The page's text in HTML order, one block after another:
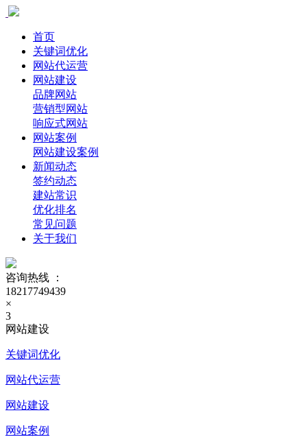
首页
关键词优化
网站代运营
网站建设
品牌网站
营销型网站
响应式网站
网站案例
网站建设案例
新闻动态
签约动态
建站常识
优化排名
常见问题
关于我们
咨询热线 ：
18217749439
×
3
网站建设
关键词优化
网站代运营
网站建设
网站案例